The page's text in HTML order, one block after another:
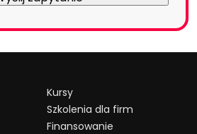
Kursy
Szkolenia dla firm
Finansowanie